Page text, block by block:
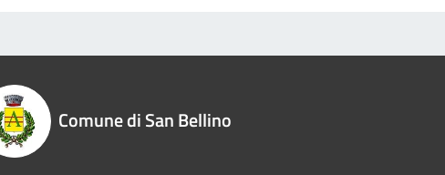
Comune di San Bellino